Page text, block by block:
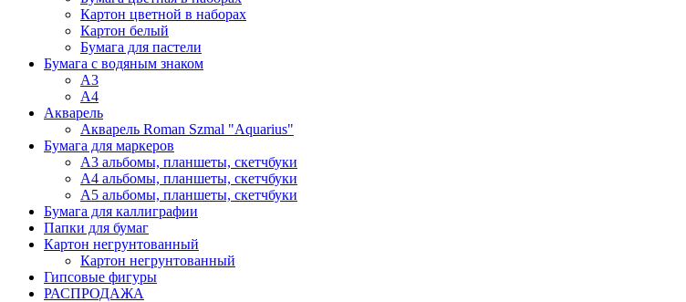
Картон цветной в наборах
Картон белый
Бумага для пастели
Бумага с водяным знаком
А3
А4
Акварель
Акварель Roman Szmal "Aquarius"
Бумага для маркеров
А3 альбомы, планшеты, скетчбуки
А4 альбомы, планшеты, скетчбуки
А5 альбомы, планшеты, скетчбуки
Бумага для каллиграфии
Папки для бумаг
Картон негрунтованный
Картон негрунтованный
Гипсовые фигуры
РАСПРОДАЖА